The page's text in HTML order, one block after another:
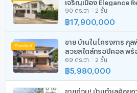
Line ID :@i0956834198
We Chat : saleihome999
3198948, คุณแพรว 088-0878362
https://ihomethai.com/
TV
เตาปรุงอาหาร
ตู้เย็น
เครื่องดูดควัน
เจริญเมือง Elegance
ว่ายน้ำส่วนตัว เข้าอยู่ได้ทั
90 ตร.วา 2 ชั้น
฿17,900,000
ขาย บ้านในโครงการ กุ
สวยสไตล์ทรอปิคอล พร้
69 ตร.วา 2 ชั้น
฿5,980,000
ขายด่วน! บ้านทำเลศักย